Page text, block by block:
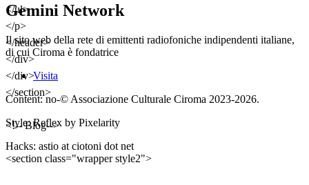
</ul>
</p>
</header>
</div>
</div>
</section>
<!-- Blog-->
<section class="wrapper style2">
Gemini Network
Il sito web della rete di emittenti radiofoniche indipendenti italiane,
di cui Ciroma è fondatrice
Visita
Content: no-© Associazione Culturale Ciroma 2023-2026.
Style: Reflex by Pixelarity
Hacks: astio at ciotoni dot net